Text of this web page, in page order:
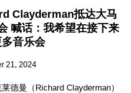
Clayderman抵达大马
喊话：我希望在接下来
音乐会
21, 2024
德曼（Richard Clayderman）